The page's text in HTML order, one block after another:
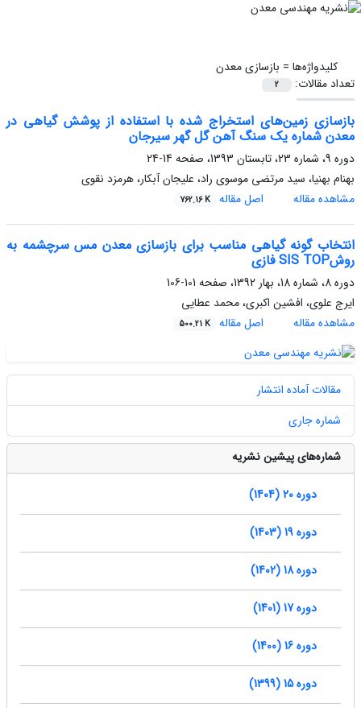
کلیدواژه‌ها = بازسازی معدن
تعداد مقالات:
2
بازسازی زمین‌های استخراج‌ شده با استفاده از پوشش گیاهی در
معدن شماره یک سنگ آهن گل گهر سیرجان
دوره 9، شماره 23، تابستان 1393، صفحه
14-24
بهنام بهنیا، سید مرتضی موسوی راد، علیجان آبکار، هرمزد نقوی
مشاهده مقاله
اصل مقاله 762.16 K
انتخاب گونه گیاهی مناسب برای بازسازی معدن مس سرچشمه به
روشSIS TOP فازی
دوره 8، شماره 18، بهار 1392، صفحه
101-106
ایرج علوی، افشین اکبری، محمد عطایی
مشاهده مقاله
اصل مقاله 500.21 K
مقالات آماده انتشار
شماره جاری
شماره‌های پیشین نشریه
دوره 20 (1404)
دوره 19 (1403)
دوره 18 (1402)
دوره 17 (1401)
دوره 16 (1400)
دوره 15 (1399)